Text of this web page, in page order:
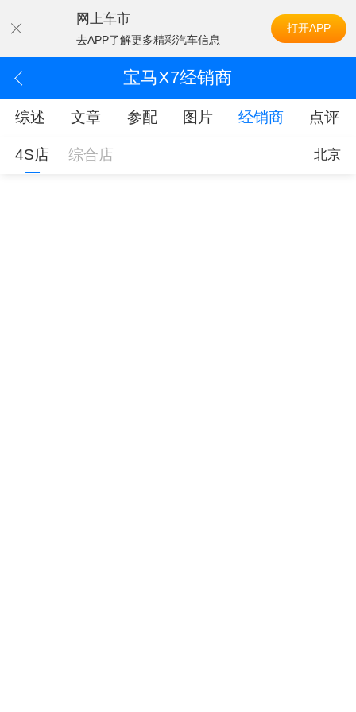
网上车市
去APP了解更多精彩汽车信息
打开APP
宝马X7经销商
综述 文章 参配 图片 经销商 点评
4S店 综合店 北京